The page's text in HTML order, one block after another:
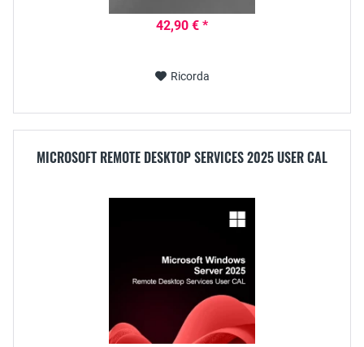
42,90 € *
Ricorda
MICROSOFT REMOTE DESKTOP SERVICES 2025 USER CAL